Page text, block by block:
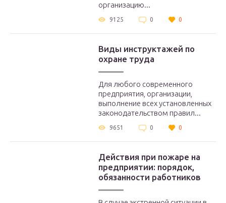
организацию...
9125 0 0
Виды инструктажей по
охране труда
Для любого современного
предприятия, организации,
выполнение всех установленных
законодательством правил...
9651 0 0
Действия при пожаре на
предприятии: порядок,
обязанности работников